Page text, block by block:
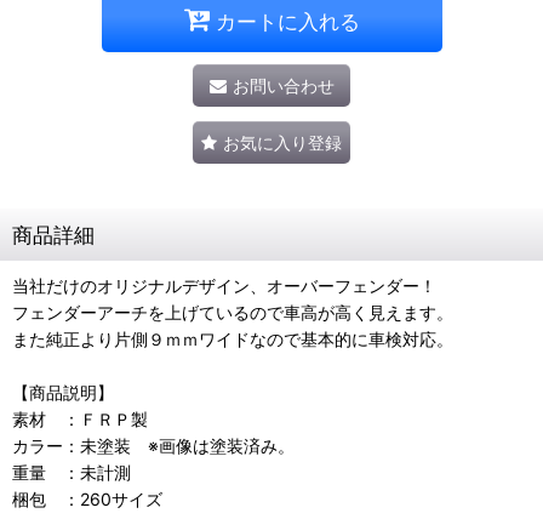
カートに入れる
お問い合わせ
お気に入り登録
商品詳細
当社だけのオリジナルデザイン、オーバーフェンダー！
フェンダーアーチを上げているので車高が高く見えます。
また純正より片側９ｍｍワイドなので基本的に車検対応。
【商品説明】
素材 ：ＦＲＰ製
カラー：未塗装 ※画像は塗装済み。
重量 ：未計測
梱包 ：260サイズ